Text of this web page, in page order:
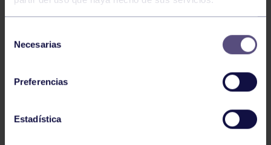
Necesarias
Preferencias
Estadística